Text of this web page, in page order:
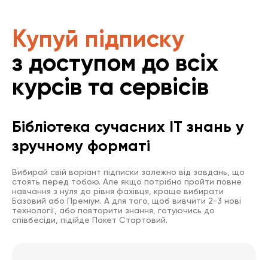
Купуй підписку
з доступом до всіх
курсів та сервісів
Бібліотека сучасних IT знань у
зручному форматі
Вибирай свій варіант підписки залежно від завдань, що
стоять перед тобою. Але якщо потрібно пройти повне
навчання з нуля до рівня фахівця, краще вибирати
Базовий або Преміум. А для того, щоб вивчити 2-3 нові
технології, або повторити знання, готуючись до
співбесіди, підійде Пакет Стартовий.